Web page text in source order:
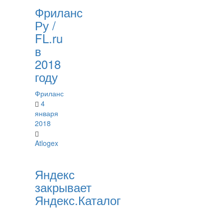
Фриланс
Ру /
FL.ru
в
2018
году
Фриланс
4
января
2018
Atlogex
Яндекс
закрывает
Яндекс.Каталог